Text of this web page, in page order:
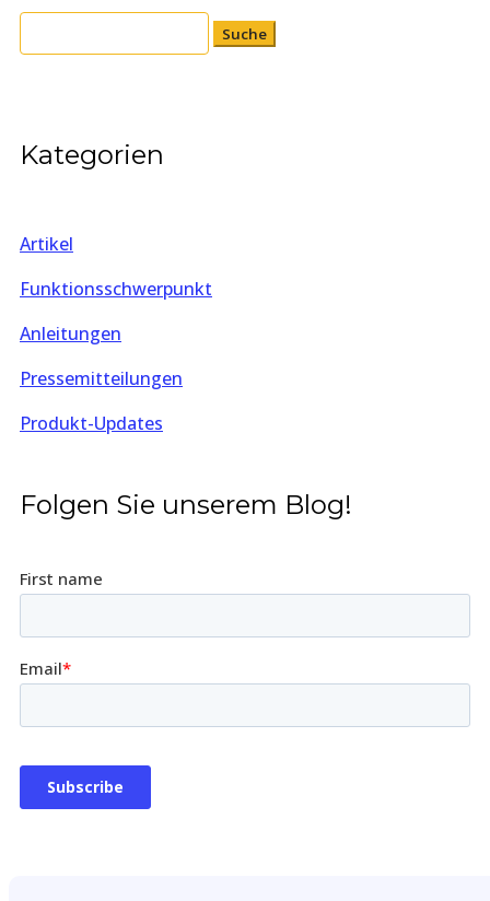
Suchen
nach:
Kategorien
Artikel
Funktionsschwerpunkt
Anleitungen
Pressemitteilungen
Produkt-Updates
Folgen Sie unserem Blog!